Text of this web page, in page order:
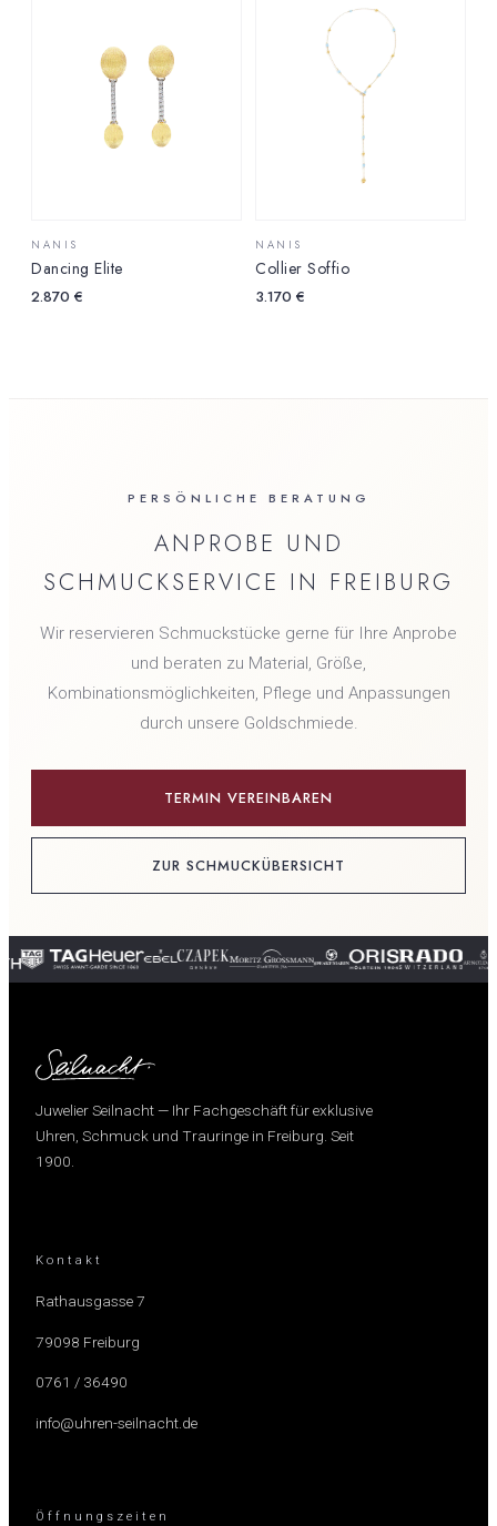
NANIS
Dancing Elite
2.870 €
NANIS
Collier Soffio
3.170 €
PERSÖNLICHE BERATUNG
ANPROBE UND
SCHMUCKSERVICE IN FREIBURG
Wir reservieren Schmuckstücke gerne für Ihre Anprobe
und beraten zu Material, Größe,
Kombinationsmöglichkeiten, Pflege und Anpassungen
durch unsere Goldschmiede.
TERMIN VEREINBAREN
ZUR SCHMUCKÜBERSICHT
Juwelier Seilnacht — Ihr Fachgeschäft für exklusive
Uhren, Schmuck und Trauringe in Freiburg. Seit
1900.
Kontakt
Rathausgasse 7
79098 Freiburg
0761 / 36490
info@uhren-seilnacht.de
Öffnungszeiten